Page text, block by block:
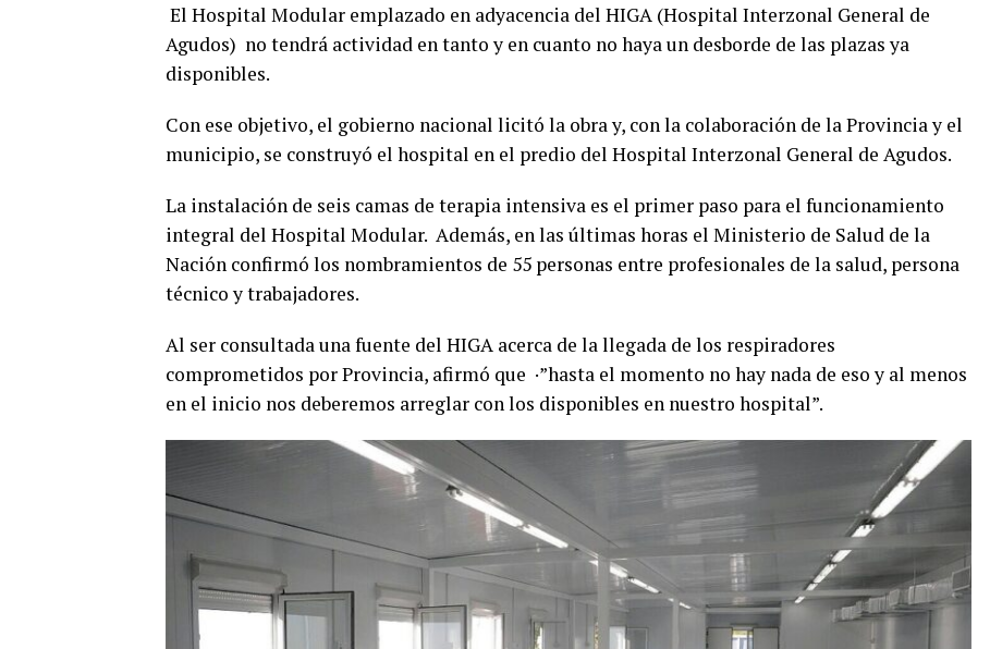
El Hospital Modular emplazado en adyacencia del HIGA (Hospital Interzonal General de
Agudos) no tendrá actividad en tanto y en cuanto no haya un desborde de las plazas ya
disponibles.
Con ese objetivo, el gobierno nacional licitó la obra y, con la colaboración de la Provincia y el
municipio, se construyó el hospital en el predio del Hospital Interzonal General de Agudos.
La instalación de seis camas de terapia intensiva es el primer paso para el funcionamiento
integral del Hospital Modular. Además, en las últimas horas el Ministerio de Salud de la
Nación confirmó los nombramientos de 55 personas entre profesionales de la salud, persona
técnico y trabajadores.
Al ser consultada una fuente del HIGA acerca de la llegada de los respiradores
comprometidos por Provincia, afirmó que ·”hasta el momento no hay nada de eso y al menos
en el inicio nos deberemos arreglar con los disponibles en nuestro hospital”.